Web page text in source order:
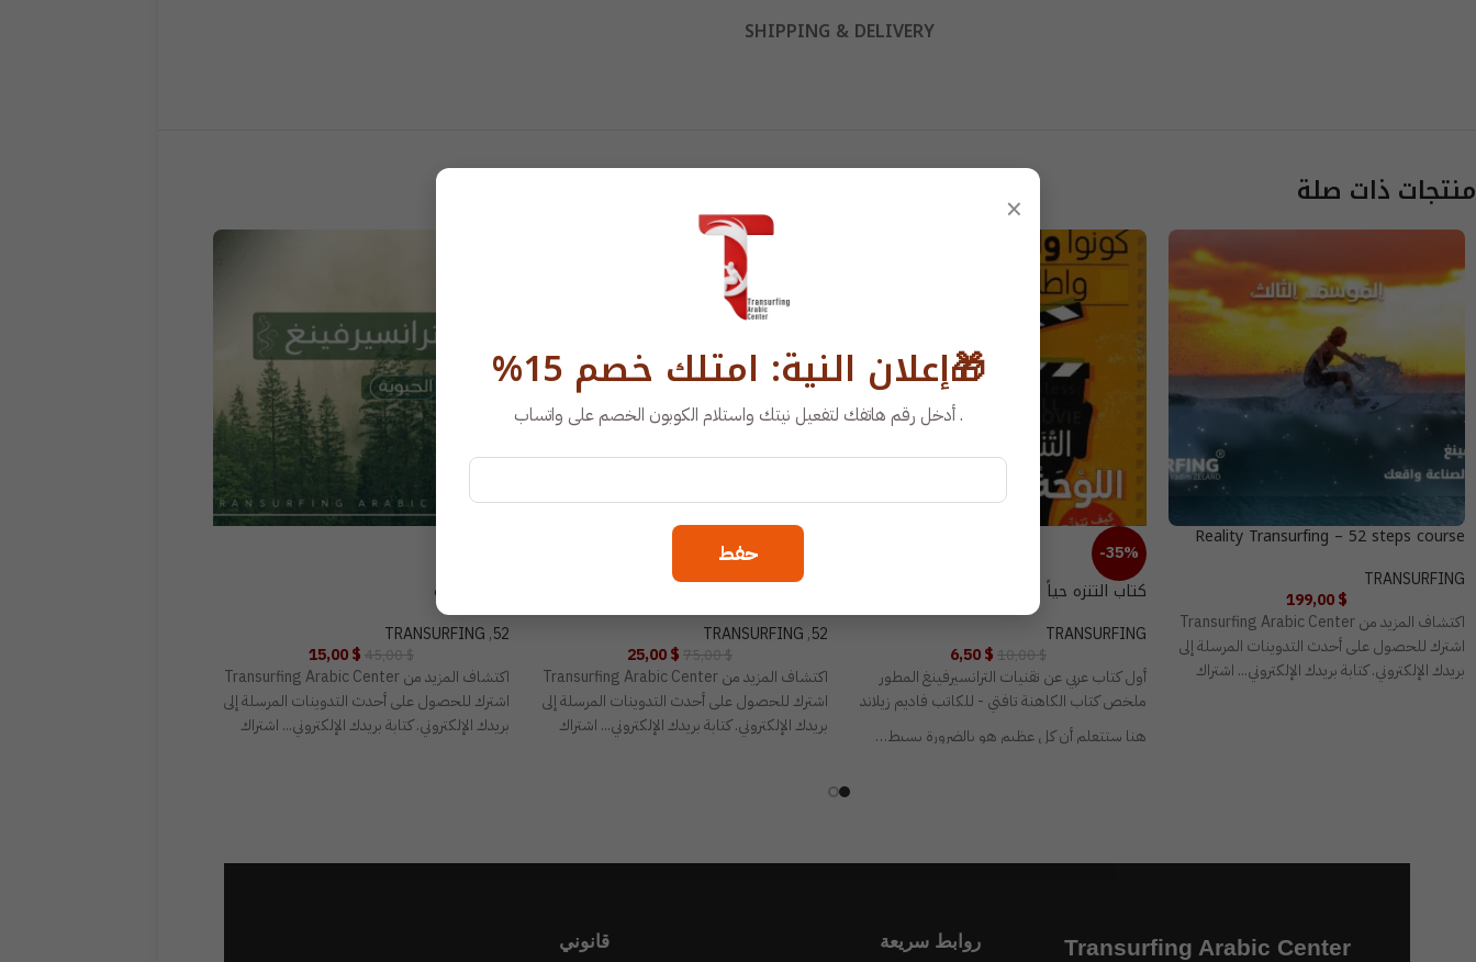
SHIPPING & DELIVERY
منتجات ذات صلة
Reality Transurfing – 52 steps course
TRANSURFING
199,00$
اكتشاف المزيد من Transurfing Arabic Center
اشترك للحصول على أحدث التدوينات المرسلة إلى
بريدك الإلكتروني. كتابة بريدك الإلكتروني... اشتراك
-35%
كتاب التنزه حياً في اللوحة السينمائية
TRANSURFING
10,00$
6,50$
أول كتاب عربي عن تقنيات الترانسيرفينغ المطور
ملخص كتاب الكاهنة تافتي - للكاتب فاديم زيلاند
هنا ستتعلم أن كل عظيم هو بالضرورة بسيط…
يسير كل شيء كما أريده؟…وهنا ستتعلم أن تنتبه…
محور التناغم بين العقل والقلب
52
,
TRANSURFING
75,00$
25,00$
اكتشاف المزيد من Transurfing Arabic Center
اشترك للحصول على أحدث التدوينات المرسلة إلى
بريدك الإلكتروني. كتابة بريدك الإلكتروني... اشتراك
محور الصحة
52
,
TRANSURFING
45,00$
15,00$
اكتشاف المزيد من Transurfing Arabic Center
اشترك للحصول على أحدث التدوينات المرسلة إلى
بريدك الإلكتروني. كتابة بريدك الإلكتروني... اشتراك
Transurfing Arabic Center روابط سريعة قانوني
×
🎁إعلان النية: امتلك خصم 15%
. أدخل رقم هاتفك لتفعيل نيتك واستلام الكوبون الخصم على واتساب
حفط